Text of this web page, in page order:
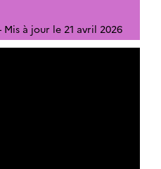
Mis à jour le 21 avril 2026